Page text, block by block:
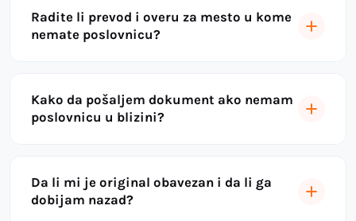
Radite li prevod i overu za mesto u kome
nemate poslovnicu?
Kako da pošaljem dokument ako nemam
poslovnicu u blizini?
Da li mi je original obavezan i da li ga
dobijam nazad?